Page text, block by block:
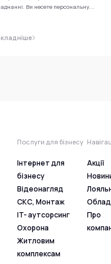
Ви несете персональну...
Послуги для бізнесу
Інтернет для
бізнесу
Відеонагляд
СКС, Монтаж
IT- аутсорсинг
Охорона
Житловим
комплексам
Акції
Про